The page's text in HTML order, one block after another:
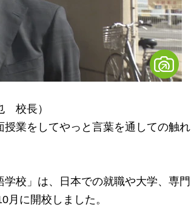
校長）
授業をしてやっと言葉を通しての触れ
校」は、日本での就職や大学、専門
月に開校しました。